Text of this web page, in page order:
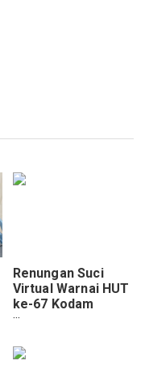
Renungan Suci
Virtual Warnai HUT
ke-67 Kodam
VI/Mulawarman di